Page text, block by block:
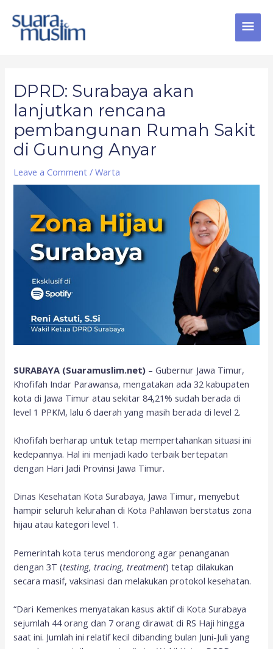
content
DPRD: Surabaya akan
lanjutkan rencana
pembangunan Rumah Sakit
di Gunung Anyar
Leave a Comment /Warta
SURABAYA (Suaramuslim.net) – Gubernur Jawa Timur,
Khofifah Indar Parawansa, mengatakan ada 32 kabupaten
kota di Jawa Timur atau sekitar 84,21% sudah berada di
level 1 PPKM, lalu 6 daerah yang masih berada di level 2.
Khofifah berharap untuk tetap mempertahankan situasi ini
kedepannya. Hal ini menjadi kado terbaik bertepatan
dengan Hari Jadi Provinsi Jawa Timur.
Dinas Kesehatan Kota Surabaya, Jawa Timur, menyebut
hampir seluruh kelurahan di Kota Pahlawan berstatus zona
hijau atau kategori level 1.
Pemerintah kota terus mendorong agar penanganan
dengan 3T (testing, tracing, treatment) tetap dilakukan
secara masif, vaksinasi dan melakukan protokol kesehatan.
“Dari Kemenkes menyatakan kasus aktif di Kota Surabaya
sejumlah 44 orang dan 7 orang dirawat di RS Haji hingga
saat ini. Jumlah ini relatif kecil dibanding bulan Juni-Juli yang